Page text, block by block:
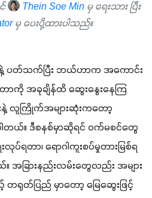
Thein Soe Minမှ ရေးသား ပြီး
မှ ပေးပို့ထားပါသည်။
င်းနဲ့ ပတ်သက်ပြီး ဘယ်ဟာက အကောင်း
ကို အခုချိန်ထိ ဆွေးနွေးနေကြ
းနဲ့ လူကြိုက်အများဆုံးကတော့
ပါတယ်။ ဒီစနစ်မှာဆိုရင် ဝက်မစင်တွေ
ပ်ရတာ၊ ရောဂါကူးစပ်မှုတားမြစ်ရ
ခြားနည်းလမ်းတွေလည်း အများ
တရုတ်ပြည် မှာတော့ မြေဆွေးဖြင့်